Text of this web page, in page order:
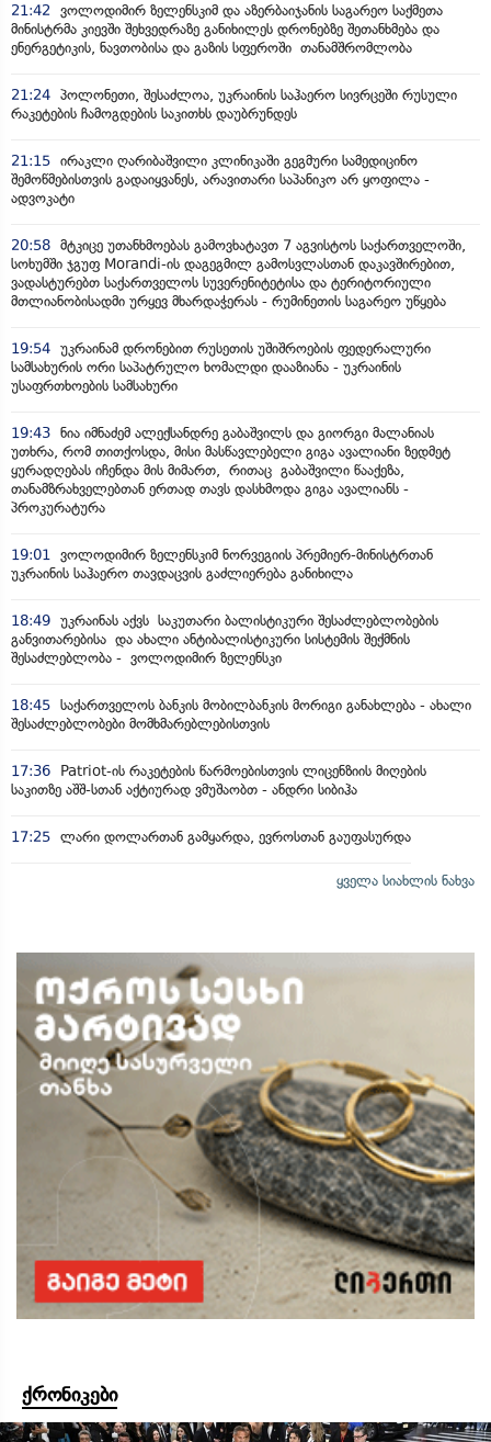
21:42
ვოლოდიმირ ზელენსკიმ და აზერბაიჯანის საგარეო საქმეთა
მინისტრმა კიევში შეხვედრაზე განიხილეს დრონებზე შეთანხმება და
ენერგეტიკის, ნავთობისა და გაზის სფეროში თანამშრომლობა
21:24 პოლონეთი, შესაძლოა, უკრაინის საჰაერო სივრცეში რუსული
რაკეტების ჩამოგდების საკითხს დაუბრუნდეს
21:15 ირაკლი ღარიბაშვილი კლინიკაში გეგმური სამედიცინო
შემოწმებისთვის გადაიყვანეს, არავითარი საპანიკო არ ყოფილა -
ადვოკატი
20:58 მტკიცე უთანხმოებას გამოვხატავთ 7 აგვისტოს საქართველოში,
სოხუმში ჯგუფ Morandi-ის დაგეგმილ გამოსვლასთან დაკავშირებით,
ვადასტურებთ საქართველოს სუვერენიტეტისა და ტერიტორიული
მთლიანობისადმი ურყევ მხარდაჭერას - რუმინეთის საგარეო უწყება
19:54 უკრაინამ დრონებით რუსეთის უშიშროების ფედერალური
სამსახურის ორი საპატრულო ხომალდი დააზიანა - უკრაინის
უსაფრთხოების სამსახური
19:43 ნია იმნაძემ ალექსანდრე გაბაშვილს და გიორგი მალანიას
უთხრა, რომ თითქოსდა, მისი მასწავლებელი გიგა ავალიანი ზედმეტ
ყურადღებას იჩენდა მის მიმართ, რითაც გაბაშვილი წააქეზა,
თანამზრახველებთან ერთად თავს დასხმოდა გიგა ავალიანს -
პროკურატურა
19:01
ვოლოდიმირ ზელენსკიმ ნორვეგიის პრემიერ-მინისტრთან
უკრაინის საჰაერო თავდაცვის გაძლიერება განიხილა
18:49 უკრაინას აქვს საკუთარი ბალისტიკური შესაძლებლობების
განვითარებისა და ახალი ანტიბალისტიკური სისტემის შექმნის
შესაძლებლობა - ვოლოდიმირ ზელენსკი
18:45 საქართველოს ბანკის მობილბანკის მორიგი განახლება - ახალი
შესაძლებლობები მომხმარებლებისთვის
17:36
Patriot-ის რაკეტების წარმოებისთვის ლიცენზიის მიღების
საკითზე აშშ-სთან აქტიურად ვმუშაობთ - ანდრი სიბიჰა
17:25 ლარი დოლართან გამყარდა, ევროსთან გაუფასურდა
ყველა სიახლის ნახვა
ქრონიკები